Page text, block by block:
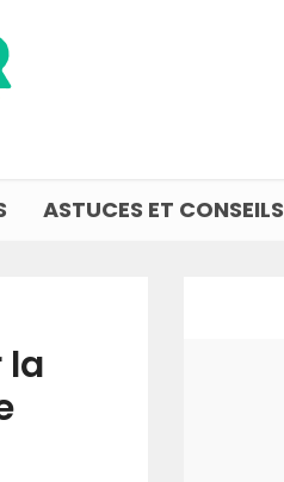
ASTUCES ET CONSEILS
la